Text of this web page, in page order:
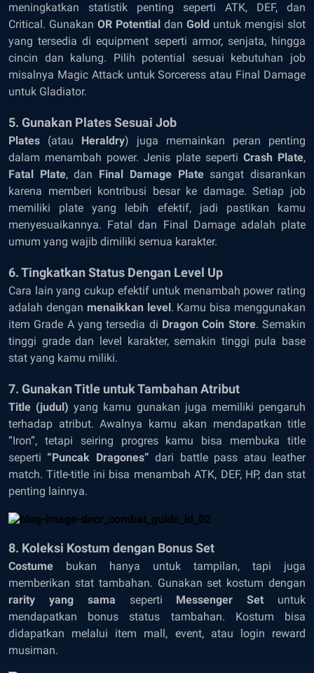
meningkatkan statistik penting seperti ATK, DEF, dan
Critical. Gunakan OR Potential dan Gold untuk mengisi slot
yang tersedia di equipment seperti armor, senjata, hingga
cincin dan kalung. Pilih potential sesuai kebutuhan job
misalnya Magic Attack untuk Sorceress atau Final Damage
untuk Gladiator.
5. Gunakan Plates Sesuai Job
Plates (atau Heraldry) juga memainkan peran penting
dalam menambah power. Jenis plate seperti Crash Plate,
Fatal Plate, dan Final Damage Platesangat disarankan
karena memberi kontribusi besar ke damage. Setiap job
memiliki plate yang lebih efektif, jadi pastikan kamu
menyesuaikannya. Fatal dan Final Damage adalah plate
umum yang wajib dimiliki semua karakter.
6. Tingkatkan Status Dengan Level Up
Cara lain yang cukup efektif untuk menambah power rating
adalah dengan menaikkan level. Kamu bisa menggunakan
item Grade A yang tersedia di Dragon Coin Store. Semakin
tinggi grade dan level karakter, semakin tinggi pula base
stat yang kamu miliki.
7. Gunakan Title untuk Tambahan Atribut
Title (judul) yang kamu gunakan juga memiliki pengaruh
terhadap atribut. Awalnya kamu akan mendapatkan title
“Iron”, tetapi seiring progres kamu bisa membuka title
seperti “Puncak Dragones” dari battle pass atau leather
match. Title-title ini bisa menambah ATK, DEF, HP, dan stat
penting lainnya.
8. Koleksi Kostum dengan Bonus Set
Costume bukan hanya untuk tampilan, tapi juga
memberikan stat tambahan. Gunakan set kostum dengan
rarity yang sama seperti Messenger Set untuk
mendapatkan bonus status tambahan. Kostum bisa
didapatkan melalui item mall, event, atau login reward
musiman.